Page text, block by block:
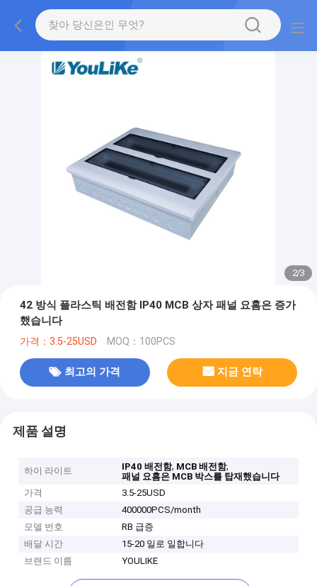
2/3
42 방식 플라스틱 배전함 IP40 MCB 상자 패널 요홈은 증가
했습니다
가격：3.5-25USD MOQ：100PCS
최고의 가격 지금 연락
제품 설명
하이 라이트 IP40 배전함, MCB 배전함,
패널 요홈은 MCB 박스를 탑재했습니다
가격
3.5-25USD
공급 능력
400000PCS/month
모델 번호
RB 급증
배달 시간
15-20 일로 일합니다
브랜드 이름
YOULIKE